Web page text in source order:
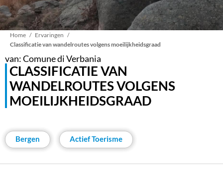
Kruimelpad
Home
Ervaringen
Classificatie van wandelroutes volgens moeilijkheidsgraad
van: Comune di Verbania
CLASSIFICATIE VAN
WANDELROUTES VOLGENS
MOEILIJKHEIDSGRAAD
Bergen Actief Toerisme